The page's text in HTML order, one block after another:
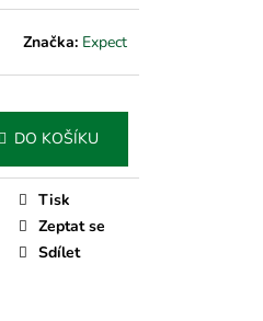
Značka: Expect
DO KOŠÍKU
Tisk
Zeptat se
Sdílet